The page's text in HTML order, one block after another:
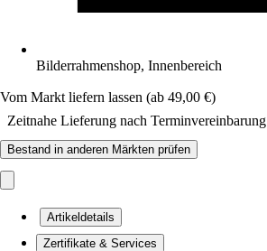
Bilderrahmenshop, Innenbereich
Vom Markt liefern lassen (ab 49,00 €)
Zeitnahe Lieferung nach Terminvereinbarung
Bestand in anderen Märkten prüfen
Artikeldetails
Zertifikate & Services